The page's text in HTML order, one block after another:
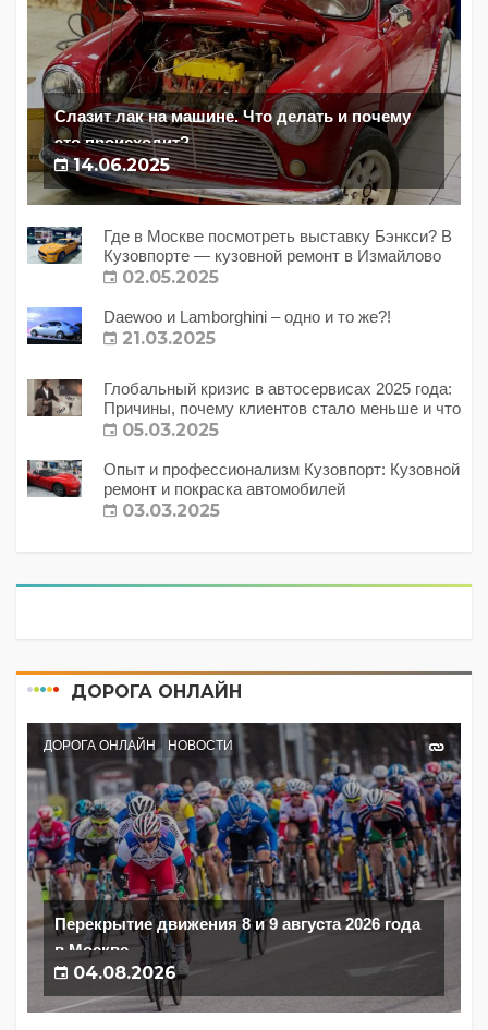
Слазит лак на машине. Что делать и почему
это происходит?
14.06.2025
Где в Москве посмотреть выставку Бэнкси? В
Кузовпорте — кузовной ремонт в Измайлово
02.05.2025
Daewoo и Lamborghini – одно и то же?!
21.03.2025
Глобальный кризис в автосервисах 2025 года:
Причины, почему клиентов стало меньше и что
с этим делать?
05.03.2025
Опыт и профессионализм Кузовпорт: Кузовной
ремонт и покраска автомобилей
03.03.2025
ДОРОГА ОНЛАЙН
ДОРОГА ОНЛАЙН НОВОСТИ
Перекрытие движения 8 и 9 августа 2026 года
в Москве
04.08.2026